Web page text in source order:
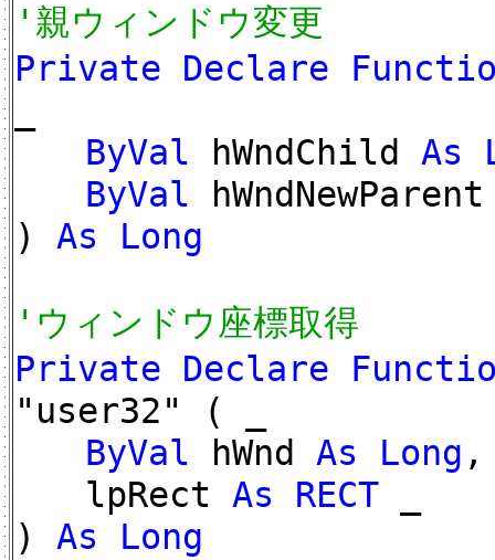
'親ウィンドウ変更
Private Declare
ByVal hWndChild As
ByVal
) As Long
'ウィンドウ座標取得
Private Declare
"user32" ( _
ByVal hWnd As Long ,
lpRect As RECT
) As Long